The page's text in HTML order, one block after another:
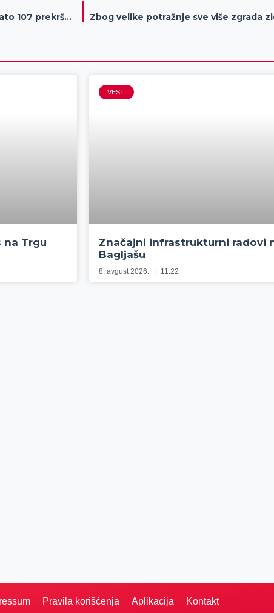
Dve osobe lakše povređene, izdato 107 prekršajnih naloga
na Trgu
VESTI
Značajni infrastrukturni radovi
Bagljašu
8. avgust 2026. 11:22
Pravila korišćenja Aplikacija Kontakt